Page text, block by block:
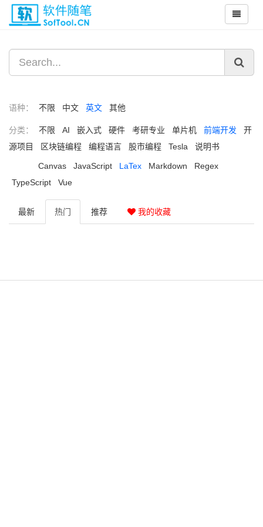
语种： 不限 中文 英文 其他
分类： 不限 AI 嵌入式 硬件 考研专业 单片机 前端开发
开
源项目
区块链编程 编程语言 股市编程 Tesla 说明书
Canvas JavaScript LaTex Markdown
Regex
TypeScript
Vue
最新 热门 推荐 我的收藏